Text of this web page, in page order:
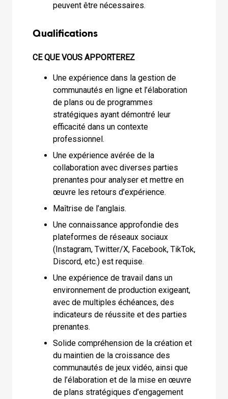
peuvent être nécessaires.
Qualifications
CE QUE VOUS APPORTEREZ
Une expérience dans la gestion de
communautés en ligne et l’élaboration
de plans ou de programmes
stratégiques ayant démontré leur
efficacité dans un contexte
professionnel.
Une expérience avérée de la
collaboration avec diverses parties
prenantes pour analyser et mettre en
œuvre les retours d’expérience.
Maîtrise de l’anglais.
Une connaissance approfondie des
plateformes de réseaux sociaux
(Instagram, Twitter/X, Facebook, TikTok,
Discord, etc.) est requise.
Une expérience de travail dans un
environnement de production exigeant,
avec de multiples échéances, des
indicateurs de réussite et des parties
prenantes.
Solide compréhension de la création et
du maintien de la croissance des
communautés de jeux vidéo, ainsi que
de l’élaboration et de la mise en œuvre
de plans stratégiques d’engagement